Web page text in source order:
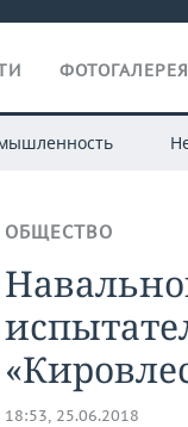
ФОТОГАЛЕРЕЯ
ОБЩЕСТВО
18:53, 25.06.2018